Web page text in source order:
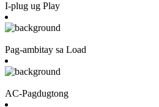
I-plug ug Play
Pag-ambitay sa Load
AC-Pagdugtong